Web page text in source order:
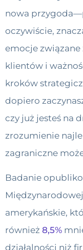
nowa
oczywiście,
emocje
klientów i
kroków
dopiero
czy już jesteś na
zrozumienie
zagraniczne
Badanie
amerykańskie,
również 8,5%
działalności niż